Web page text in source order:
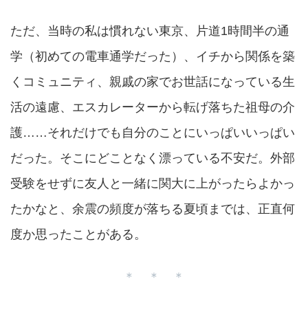
ただ、当時の私は慣れない東京、片道1時間半の通
学（初めての電車通学だった）、イチから関係を築
くコミュニティ、親戚の家でお世話になっている生
活の遠慮、エスカレーターから転げ落ちた祖母の介
護……それだけでも自分のことにいっぱいいっぱい
だった。そこにどことなく漂っている不安だ。外部
受験をせずに友人と一緒に関大に上がったらよかっ
たかなと、余震の頻度が落ちる夏頃までは、正直何
度か思ったことがある。
＊ ＊ ＊